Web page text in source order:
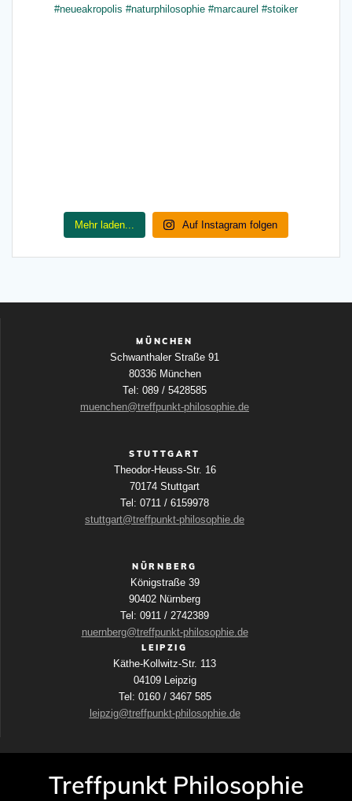
Mehr laden... Auf Instagram folgen
MÜNCHEN
Schwanthaler Straße 91
80336 München
Tel: 089 / 5428585
muenchen@treffpunkt-philosophie.de
STUTTGART
Theodor-Heuss-Str. 16
70174 Stuttgart
Tel: 0711 / 6159978
stuttgart@treffpunkt-philosophie.de
NÜRNBERG
Königstraße 39
90402 Nürnberg
Tel: 0911 / 2742389
nuernberg@treffpunkt-philosophie.de
LEIPZIG
Käthe-Kollwitz-Str. 113
04109 Leipzig
Tel: 0160 / 3467 585
leipzig@treffpunkt-philosophie.de
Treffpunkt Philosophie